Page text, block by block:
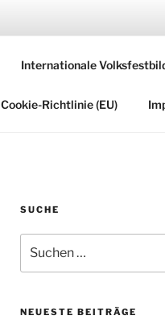
Internationale
Cookie-Richtlinie (EU)
SUCHE
nach:
NEUESTE BEITRÄGE